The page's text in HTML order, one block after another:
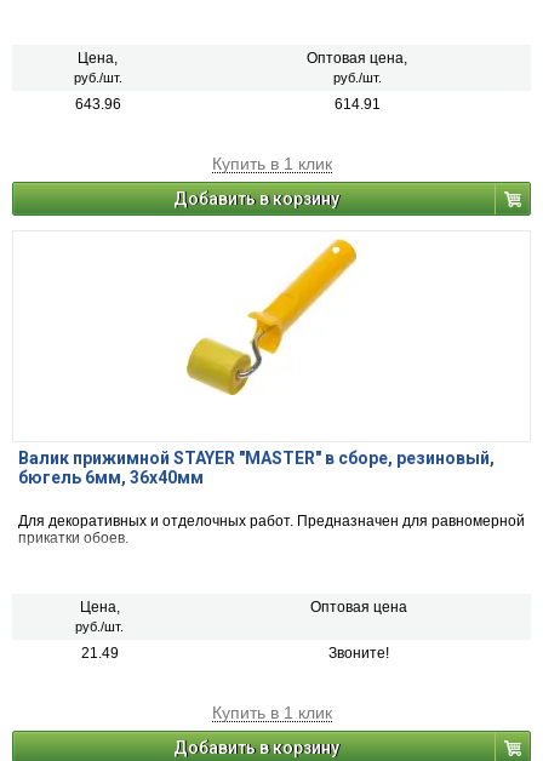
Цена,
руб./шт.
Оптовая цена,
руб./шт.
643.96 614.91
Купить в 1 клик
Добавить в корзину
Валик прижимной STAYER "MASTER" в сборе, резиновый,
бюгель 6мм, 36x40мм
Для декоративных и отделочных работ. Предназначен для равномерной
прикатки обоев.
Цена,
руб./шт.
Оптовая цена
21.49 Звоните!
Купить в 1 клик
Добавить в корзину